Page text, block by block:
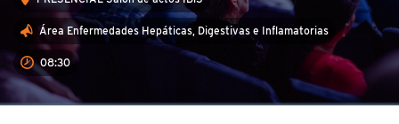
Área Enfermedades Hepáticas, Digestivas e Inflamatorias
08:30